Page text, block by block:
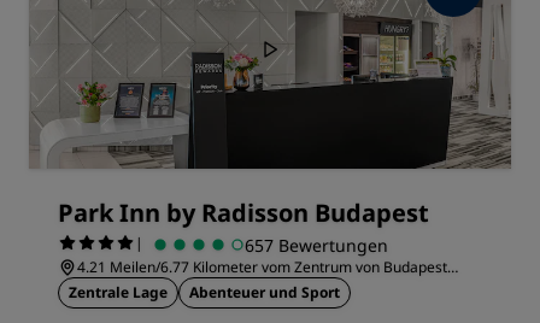
Park Inn by Radisson Budapest
| 657 Bewertungen
4.21 Meilen/6.77 Kilometer vom Zentrum von Budapest
entfernt
Zentrale Lage Abenteuer und Sport